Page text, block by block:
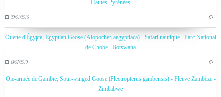
Hautes-Pyrénées
29/01/2016 …
Ouette d'Égypte, Egyptian Goose (Alopochen aegyptiaca) - Safari nautique - Parc National
de Chobe - Botswana
13/07/2019 …
Oie-armée de Gambie, Spur-winged Goose (Plectropterus gambensis) - Fleuve Zambèze -
Zimbabwe